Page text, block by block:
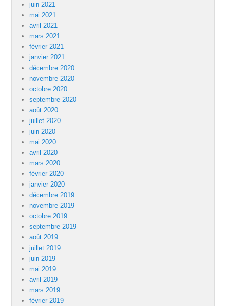
juin 2021
mai 2021
avril 2021
mars 2021
février 2021
janvier 2021
décembre 2020
novembre 2020
octobre 2020
septembre 2020
août 2020
juillet 2020
juin 2020
mai 2020
avril 2020
mars 2020
février 2020
janvier 2020
décembre 2019
novembre 2019
octobre 2019
septembre 2019
août 2019
juillet 2019
juin 2019
mai 2019
avril 2019
mars 2019
février 2019